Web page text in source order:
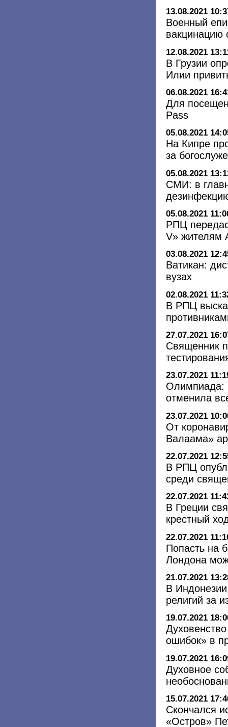
13.08.2021
Военный
вакцинацию
12.08.2021
В Грузии
Илии
06.08.2021
Для
Pass
05.08.2021
На Кипре
за
05.08.2021
СМИ: в
05.08.2021
РПЦ
V» жителям
03.08.2021
Ватикан:
вузах
02.08.2021
В РПЦ
27.07.2021
Священник
23.07.2021
Олимпиада:
отменила
23.07.2021
От
Валаама»
22.07.2021
В РПЦ
среди
22.07.2021
В Греции
крестный
22.07.2021
Попасть на
Лондона
21.07.2021
В
религий за
19.07.2021
ошибок» в
19.07.2021
Духовное
15.07.2021
Скончался
«Остров»